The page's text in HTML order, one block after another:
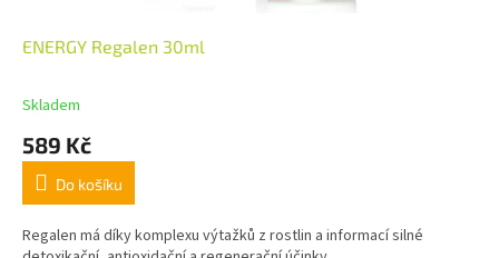
ENERGY Regalen 30ml
Skladem
589 Kč
Do košíku
Regalen má díky komplexu výtažků z rostlin a informací silné